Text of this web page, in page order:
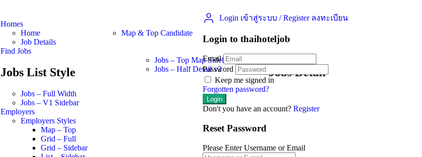
Homes
Home
Job Details
Map & Top Candidate
Find Jobs
Jobs List Style
Jobs – Full Width
Jobs – V1 Sidebar
Jobs – Top Map Sidebar
Jobs – Half Detail v2
Jobs Detail
Employers
Employers Styles
Map – Top
Grid – Full
Grid – Sidebar
Login เข้าสู่ระบบ / Register ลงทะเบียน
Login to thaihoteljob
Email
Password
Keep me signed in
Forgotten password?
Don't you have an account?Register
Reset Password
Please Enter Username or Email